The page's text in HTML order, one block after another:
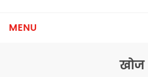
MENU
खोज